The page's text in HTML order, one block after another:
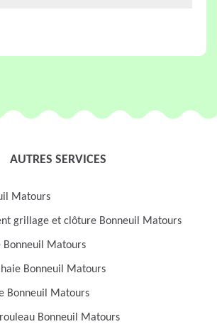
AUTRES SERVICES
Matours
grillage et clôture Bonneuil Matours
Bonneuil Matours
Bonneuil Matours
Bonneuil Matours
Bonneuil Matours